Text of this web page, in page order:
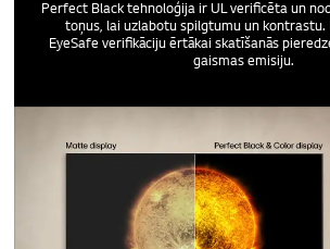
Perfect Black tehnoloģija ir UL verificēta un
toņus, lai uzlabotu spilgtumu un kontrastu.
EyeSafe verifikāciju ērtākai skatīšanās
gaismas emisiju.